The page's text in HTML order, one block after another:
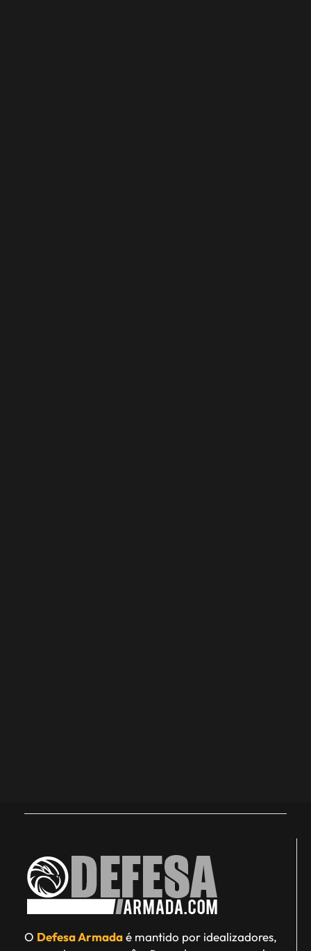
O Defesa Armadaé mantido por idealizadores,